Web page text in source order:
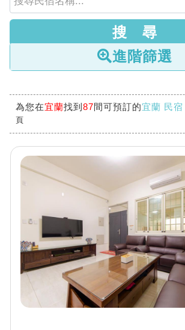
進階篩選
為您在宜蘭找到 87間可預訂的宜蘭 民宿
頁